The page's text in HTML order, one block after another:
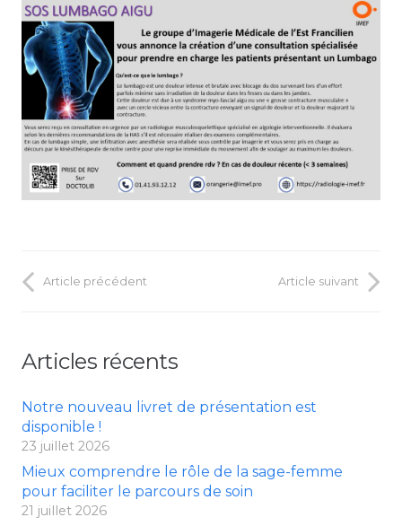
Article précédent Article suivant
Articles récents
Notre nouveau livret de présentation est
disponible !
23 juillet 2026
Mieux comprendre le rôle de la sage-femme
pour faciliter le parcours de soin
21 juillet 2026